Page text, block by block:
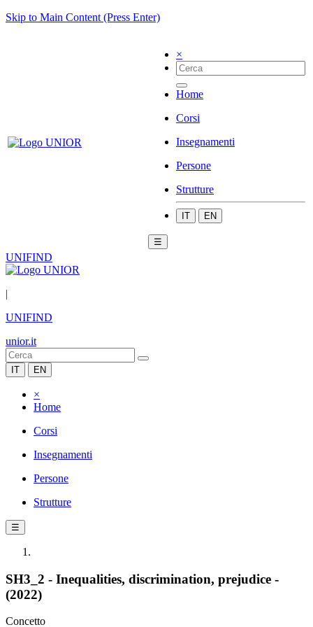
Skip to Main Content (Press Enter)
×
Home
Corsi
Insegnamenti
Persone
Strutture
IT EN
☰
UNIFIND
|
UNIFIND
unior.it
IT EN
×
Home
Corsi
Insegnamenti
Persone
Strutture
☰
SH3_2 - Inequalities, discrimination, prejudice -
(2022)
Concetto